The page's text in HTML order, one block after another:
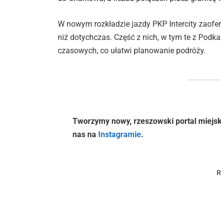
W nowym rozkładzie jazdy PKP Intercity
niż dotychczas. Część z nich, w tym te z
czasowych, co ułatwi planowanie podróży.
Tworzymy nowy, rzeszowski portal
nas na Instagramie.